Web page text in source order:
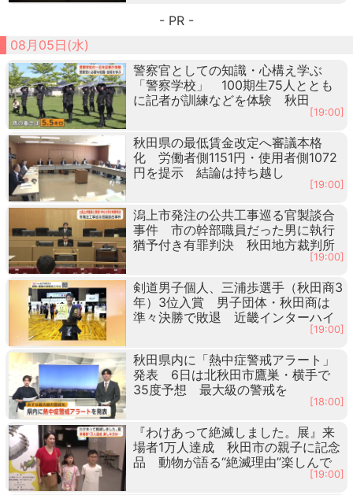
- PR -
08月05日(水)
警察官としての知識・心構え学ぶ
「警察学校」 100期生75人ととも
に記者が訓練などを体験 秋田
[19:00]
秋田県の最低賃金改定へ審議本格
化 労働者側1151円・使用者側1072
円を提示 結論は持ち越し
[19:00]
潟上市発注の公共工事巡る官製談合
事件 市の幹部職員だった男に執行
猶予付き有罪判決 秋田地方裁判所
[19:00]
剣道男子個人、三浦歩選手（秋田商3
年）3位入賞 男子団体・秋田商は
準々決勝で敗退 近畿インターハイ
[19:00]
秋田県内に「熱中症警戒アラート」
発表 6日は北秋田市鷹巣・横手で
35度予想 最大級の警戒を
[18:00]
『わけあって絶滅しました。展』来
場者1万人達成 秋田市の親子に記念
品 動物が語る“絶滅理由”楽しんで
[19:00]